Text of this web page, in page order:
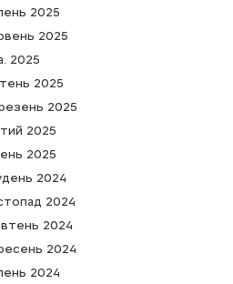
2025
2025
2025
2025
2025
2025
2025
2024
2024
2024
2024
2024